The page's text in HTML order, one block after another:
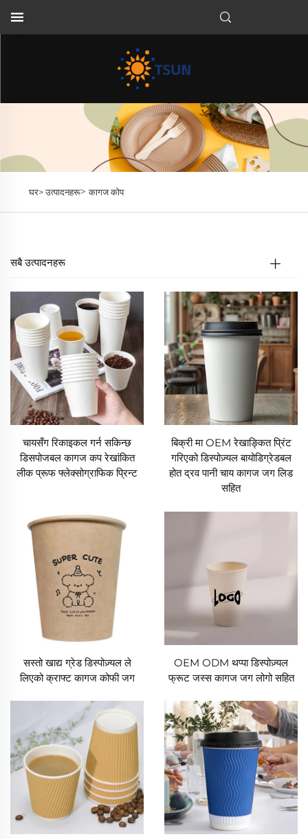
घर>उत्पादनहरू>कागज कोप
सबै उत्पादनहरू
चायसँग रिकाइकल गर्न सकिन्छ
डिसपोजबल कागज कप रेखांकित
लीक प्रूफ फ्लेक्सोग्राफिक प्रिन्ट
बिक्री मा OEM रेखाङ्कित प्रिंट
गरिएको डिस्पोज़्यल बायोडिग्रेडबल
होत द्रव पानी चाय कागज जग लिड
सहित
सस्तो खाद्य ग्रेड डिस्पोज़्यल ले
लिएको क्राफ्ट कागज कोफी जग
OEM ODM थप्पा डिस्पोज़्यल
फ्रूट जस्स कागज जग लोगो सहित